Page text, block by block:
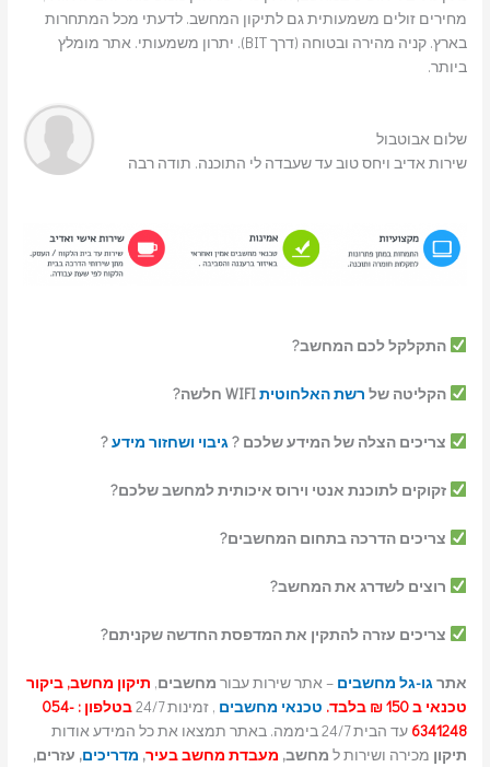
מחירים זולים משמעותית גם לתיקון המחשב. לדעתי מכל המתחרות
בארץ. קניה מהירה ובטוחה (דרך BIT). יתרון משמעותי. אתר מומלץ
ביותר.
שלום אבוטבול
שירות אדיב ויחס טוב עד שעבדה לי התוכנה. תודה רבה
התקלקל לכם המחשב?
הקליטה של רשת האלחוטיתWIFI חלשה?
צריכים הצלה של המידע שלכם ?גיבוי ושחזור מידע?
זקוקים לתוכנת אנטי וירוס איכותית למחשב שלכם?
צריכים הדרכה בתחום המחשבים?
רוצים לשדרג את המחשב?
צריכים עזרה להתקין את המדפסת החדשה שקניתם?
אתרגו-גל מחשבים – אתר שירות עבור מחשבים, תיקון מחשב, ביקור
טכנאי ב 150 ₪ בלבד.
טכנאי מחשבים , זמינות 24/7
בטלפון : 054-
6341248 עד הבית 24/7 ביממה. באתר תמצאו את כל המידע אודות
תיקון מכירה ושירות ל מחשב, מעבדת מחשב בעיר, מדריכים, עזרים,